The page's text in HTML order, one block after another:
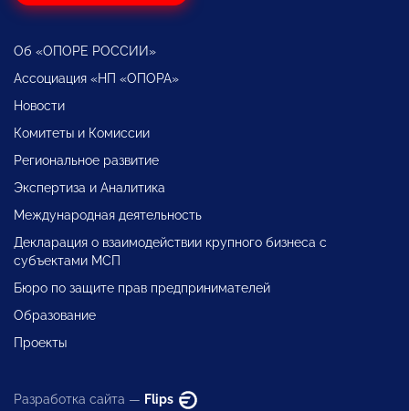
Об «ОПОРЕ РОССИИ»
Ассоциация «НП «ОПОРА»
Новости
Комитеты и Комиссии
Региональное развитие
Экспертиза и Аналитика
Международная деятельность
Декларация о взаимодействии крупного бизнеса с
субъектами МСП
Бюро по защите прав предпринимателей
Образование
Проекты
Разработка сайта — Flips